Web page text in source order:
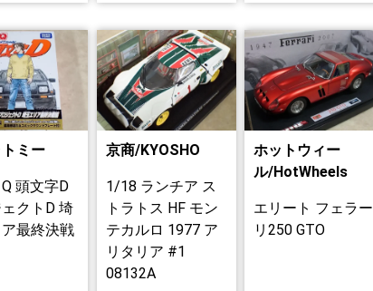
ミー
頭文字D
クトD 埼
最終決戦
京商/KYOSHO
1/18 ランチア ス
トラトス HF モン
テカルロ 1977 ア
リタリア #1
08132A
ホットウィー
ル/HotWheels
エリート フェラー
リ250 GTO